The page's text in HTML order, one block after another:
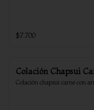
$7.700
Colación Chapsui
Colación chapsui carne con